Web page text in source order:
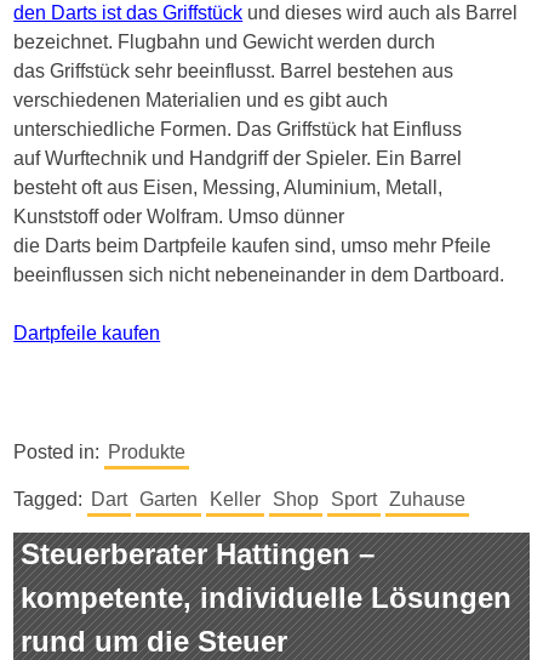
den Darts ist das Griffstück und dieses wird auch als Barrel
bezeichnet. Flugbahn und Gewicht werden durch
das Griffstück sehr beeinflusst. Barrel bestehen aus
verschiedenen Materialien und es gibt auch
unterschiedliche Formen. Das Griffstück hat Einfluss
auf Wurftechnik und Handgriff der Spieler. Ein Barrel
besteht oft aus Eisen, Messing, Aluminium, Metall,
Kunststoff oder Wolfram. Umso dünner
die Darts beim Dartpfeile kaufen sind, umso mehr Pfeile
beeinflussen sich nicht nebeneinander in dem Dartboard.
Dartpfeile kaufen
Posted in: Produkte
Tagged: Dart Garten Keller Shop Sport Zuhause
Steuerberater Hattingen –
kompetente, individuelle Lösungen
rund um die Steuer